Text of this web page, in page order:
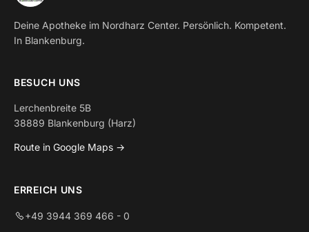
Deine Apotheke im Nordharz Center. Persönlich. Kompetent.
In Blankenburg.
BESUCH UNS
Lerchenbreite 5B
38889 Blankenburg (Harz)
Route in Google Maps →
ERREICH UNS
+49 3944 369 466 - 0